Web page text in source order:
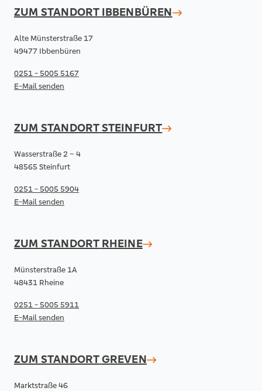
ZUM STANDORT IBBENBÜREN
Alte Münsterstraße 17
49477 Ibbenbüren
0251 - 5005 5167
E-Mail senden
ZUM STANDORTSTEINFURT
Wasserstraße 2 – 4
48565 Steinfurt
0251 - 5005 5904
E-Mail senden
ZUM STANDORT RHEINE
Münsterstraße 1A
48431 Rheine
0251 - 5005 5911
E-Mail senden
ZUM STANDORTGREVEN
Marktstraße 46